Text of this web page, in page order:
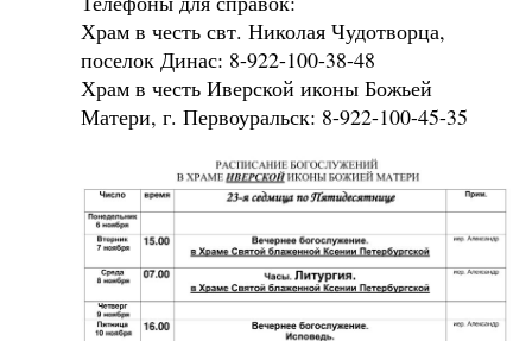
Храм в честь свт. Николая Чудотворца,
поселок Динас: 8-922-100-38-48
Храм в честь Иверской иконы Божьей
Матери, г. Первоуральск: 8-922-100-45-35